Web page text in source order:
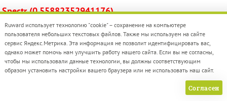
Spectr (0.55882352941176)
Mygribs (0.17241379310345)
Итоговый балл по тройке:-0.6342504743833= -
(0.55882352941176 + 0.35483870967742*2)/2
Ruward использует технологию "cookie" – сохранение на компьютере
пользователя небольших текстовых файлов. Также мы используем на сайте
сервис Яндекс.Метрика. Эта информация не позволит идентифицировать вас,
однако может помочь нам улучшить работу нашего сайта. Если вы не согласны,
чтобы мы использовали данные технологии, вы должны соответствующим
образом установить настройки вашего браузера или не использовать наш сайт.
Согласен